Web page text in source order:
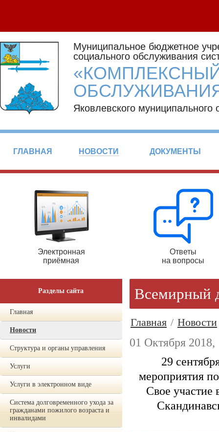
Муниципальное бюджетное
социального обслуживания
Яковлевского муниципального
ГЛАВНАЯ НОВОСТИ ДОКУМЕНТЫ
Электронная
приёмная
Ответы
на вопросы
Разделы сайта
Главная
Новости
Структура и органы управления
Услуги
Услуги в электронном виде
Система долговременного ухода за
гражданами пожилого возраста и
инвалидами
Всемирный
Главная / Новости
01 Октября 2018,
29
мероприятия
Свое участие